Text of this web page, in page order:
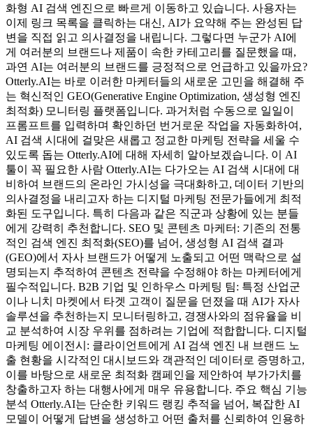
화형 AI 검색 엔진으로 빠르게 이동하고 있습니다. 사용자는
이제 링크 목록을 클릭하는 대신, AI가 요약해 주는 완성된 답
변을 직접 읽고 의사결정을 내립니다. 그렇다면 누군가 AI에
게 여러분의 브랜드나 제품이 속한 카테고리를 질문했을 때,
과연 AI는 여러분의 브랜드를 긍정적으로 언급하고 있을까요?
Otterly.AI는 바로 이러한 마케터들의 새로운 고민을 해결해 주
는 혁신적인 GEO(Generative Engine Optimization, 생성형 엔진
최적화) 모니터링 플랫폼입니다. 과거처럼 수동으로 일일이
프롬프트를 입력하며 확인하던 번거로운 작업을 자동화하여,
AI 검색 시대에 걸맞은 새롭고 정교한 마케팅 전략을 세울 수
있도록 돕는 Otterly.AI에 대해 자세히 알아보겠습니다. 이 AI
툴이 꼭 필요한 사람 Otterly.AI는 다가오는 AI 검색 시대에 대
비하여 브랜드의 온라인 가시성을 극대화하고, 데이터 기반의
의사결정을 내리고자 하는 디지털 마케팅 전문가들에게 최적
화된 도구입니다. 특히 다음과 같은 직군과 상황에 있는 분들
에게 강력히 추천합니다. SEO 및 콘텐츠 마케터: 기존의 전통
적인 검색 엔진 최적화(SEO)를 넘어, 생성형 AI 검색 결과
(GEO)에서 자사 브랜드가 어떻게 노출되고 어떤 맥락으로 설
명되는지 추적하여 콘텐츠 전략을 수정해야 하는 마케터에게
필수적입니다. B2B 기업 및 인하우스 마케팅 팀: 특정 산업군
이나 니치 마켓에서 타겟 고객이 질문을 던졌을 때 AI가 자사
솔루션을 추천하는지 모니터링하고, 경쟁사와의 점유율을 비
교 분석하여 시장 우위를 점하려는 기업에 적합합니다. 디지털
마케팅 에이전시: 클라이언트에게 AI 검색 엔진 내 브랜드 노
출 현황을 시각적인 대시보드와 객관적인 데이터로 증명하고,
이를 바탕으로 새로운 최적화 캠페인을 제안하여 부가가치를
창출하고자 하는 대행사에게 매우 유용합니다. 주요 핵심 기능
분석 Otterly.AI는 단순한 키워드 랭킹 추적을 넘어, 복잡한 AI
모델이 어떻게 답변을 생성하고 어떤 출처를 신뢰하여 인용하